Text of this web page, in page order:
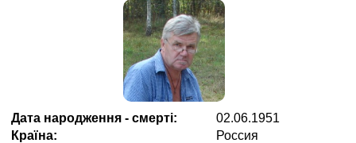
Дата народження - смерті:
02.06.1951
Країна:
Россия